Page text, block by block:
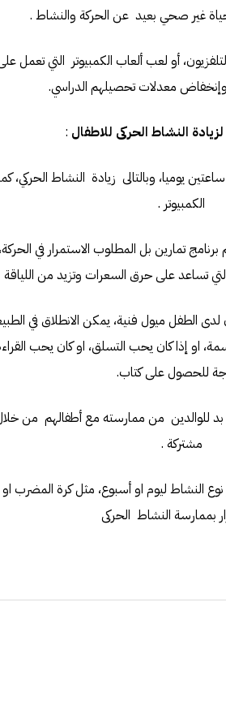
غير صحي بعيد عن الحركة والنشاط .
أو لعب ألعاب الكمبيوتر التي تعمل
معدلات تحصيلهم الدراسي.
النشاط الحركى للاطفال :
يوميا، وبالتالى زيادة النشاط
الكمبيوتر .
تمارين بل المطلوب الاستمرار في
تساعد على حرق السعرات وتزيد من اللياقة
لدى الطفل ميول فنية، يمكن الانطلاق في
او إذا كان يحب التسلق، او كان يحب
للحصول على كتاب.
للوالدين من ممارسته مع أطفالهم من
مشتركة .
النشاط ليوم او أسبوع، مثل كرة المضرب او
بممارسة النشاط الحركى